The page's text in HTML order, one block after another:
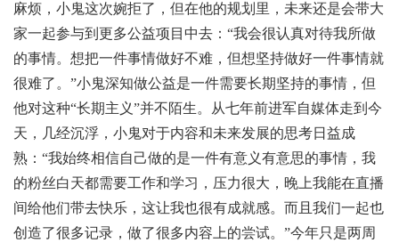
麻烦，小鬼这次婉拒了，但在他的规划里，未来还是会带大
家一起参与到更多公益项目中去：“我会很认真对待我所做
的事情。想把一件事情做好不难，但想坚持做好一件事情就
很难了。”小鬼深知做公益是一件需要长期坚持的事情，但
他对这种“长期主义”并不陌生。从七年前进军自媒体走到今
天，几经沉浮，小鬼对于内容和未来发展的思考日益成
熟：“我始终相信自己做的是一件有意义有意思的事情，我
的粉丝白天都需要工作和学习，压力很大，晚上我能在直播
间给他们带去快乐，这让我也很有成就感。而且我们一起也
创造了很多记录，做了很多内容上的尝试。”今年只是两周